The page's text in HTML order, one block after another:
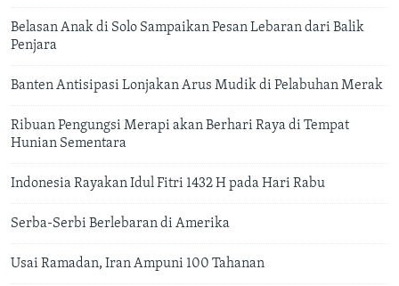
Belasan Anak di Solo Sampaikan Pesan Lebaran dari Balik
Penjara
Banten Antisipasi Lonjakan Arus Mudik di Pelabuhan Merak
Ribuan Pengungsi Merapi akan Berhari Raya di Tempat
Hunian Sementara
Indonesia Rayakan Idul Fitri 1432 H pada Hari Rabu
Serba-Serbi Berlebaran di Amerika
Usai Ramadan, Iran Ampuni 100 Tahanan